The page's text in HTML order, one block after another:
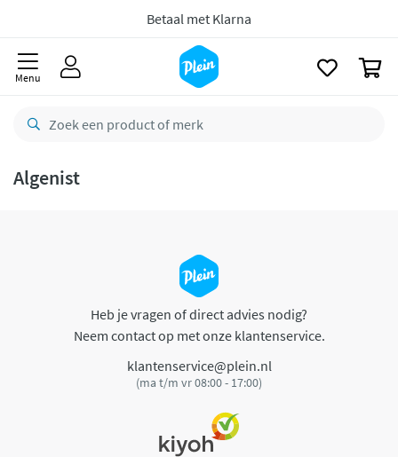
Betaal met Klarna
Menu
Algenist
Heb je vragen of direct advies nodig?
Neem contact op met onze klantenservice.
klantenservice@plein.nl
(ma t/m vr 08:00 - 17:00)